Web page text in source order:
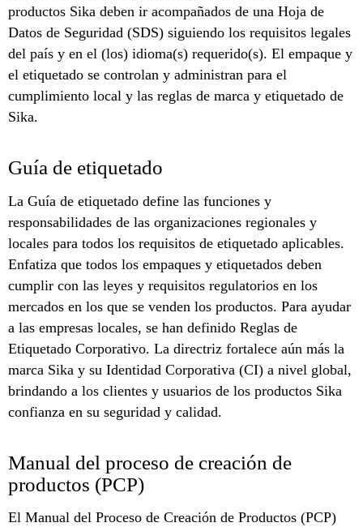
productos Sika deben ir acompañados de una Hoja de
Datos de Seguridad (SDS) siguiendo los requisitos legales
del país y en el (los) idioma(s) requerido(s). El empaque y
el etiquetado se controlan y administran para el
cumplimiento local y las reglas de marca y etiquetado de
Sika.
Guía de etiquetado
La Guía de etiquetado define las funciones y
responsabilidades de las organizaciones regionales y
locales para todos los requisitos de etiquetado aplicables.
Enfatiza que todos los empaques y etiquetados deben
cumplir con las leyes y requisitos regulatorios en los
mercados en los que se venden los productos. Para ayudar
a las empresas locales, se han definido Reglas de
Etiquetado Corporativo. La directriz fortalece aún más la
marca Sika y su Identidad Corporativa (CI) a nivel global,
brindando a los clientes y usuarios de los productos Sika
confianza en su seguridad y calidad.
Manual del proceso de creación de
productos (PCP)
El Manual del Proceso de Creación de Productos (PCP)